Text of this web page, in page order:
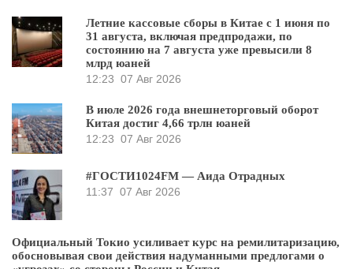
Летние кассовые сборы в Китае с 1 июня по
31 августа, включая предпродажи, по
состоянию на 7 августа уже превысили 8
млрд юаней
12:23 07 Авг 2026
В июле 2026 года внешнеторговый оборот
Китая достиг 4,66 трлн юаней
12:23 07 Авг 2026
#ГОСТИ1024FM — Аида Отрадных
11:37 07 Авг 2026
Официальный Токио усиливает курс на ремилитаризацию,
обосновывая свои действия надуманными предлогами о